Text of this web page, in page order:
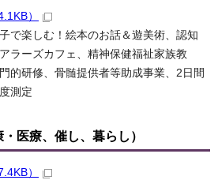
）
で楽しむ！絵本のお話＆遊美術、認知
ラーズカフェ、精神保健福祉家族教
的研修、骨髄提供者等助成事業、2日間
測定
医療、催し、暮らし）
）